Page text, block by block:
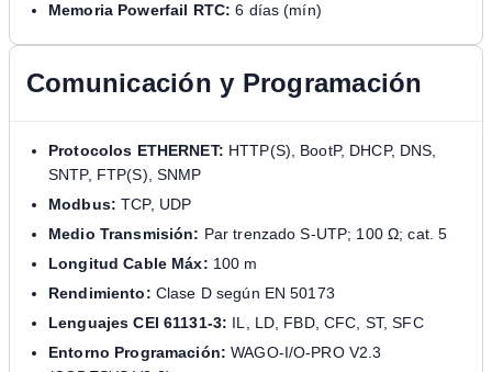
Memoria Powerfail RTC: 6 días (mín)
Comunicación y Programación
Protocolos ETHERNET: HTTP(S), BootP, DHCP, DNS,
SNTP, FTP(S), SNMP
Modbus: TCP, UDP
Medio Transmisión: Par trenzado S-UTP; 100 Ω; cat. 5
Longitud Cable Máx: 100 m
Rendimiento: Clase D según EN 50173
Lenguajes CEI 61131-3: IL, LD, FBD, CFC, ST, SFC
Entorno Programación: WAGO-I/O-PRO V2.3